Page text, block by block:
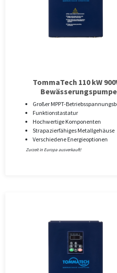
TommaTech 110 kW
Großer MPPT-
Funktionstastatur
Hochwertige Komponenten
Strapazierfähiges Metallgehäuse
Verschiedene Energieoptionen
Zurzeit in Europa ausverkauft!